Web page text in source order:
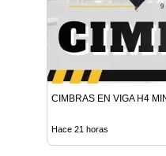
CIMBRAS EN VIGA H4
Hace 21 horas